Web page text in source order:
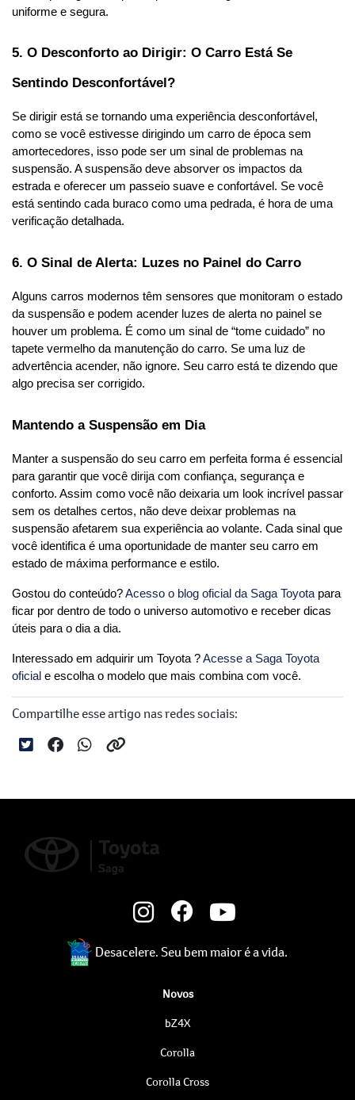
uniforme e segura.
5. O Desconforto ao Dirigir: O Carro Está Se
Sentindo Desconfortável?
Se dirigir está se tornando uma experiência desconfortável,
como se você estivesse dirigindo um carro de época sem
amortecedores, isso pode ser um sinal de problemas na
suspensão. A suspensão deve absorver os impactos da
estrada e oferecer um passeio suave e confortável. Se você
está sentindo cada buraco como uma pedrada, é hora de uma
verificação detalhada.
6. O Sinal de Alerta: Luzes no Painel do Carro
Alguns carros modernos têm sensores que monitoram o estado
da suspensão e podem acender luzes de alerta no painel se
houver um problema. É como um sinal de “tome cuidado” no
tapete vermelho da manutenção do carro. Se uma luz de
advertência acender, não ignore. Seu carro está te dizendo que
algo precisa ser corrigido.
Mantendo a Suspensão em Dia
Manter a suspensão do seu carro em perfeita forma é essencial
para garantir que você dirija com confiança, segurança e
conforto. Assim como você não deixaria um look incrível passar
sem os detalhes certos, não deve deixar problemas na
suspensão afetarem sua experiência ao volante. Cada sinal que
você identifica é uma oportunidade de manter seu carro em
Gostou do conteúdo? Acesso o blog oficial da Saga Toyota para
ficar por dentro de todo o universo automotivo e receber dicas
úteis para o dia a dia.
Interessado em adquirir um Toyota ? Acesse a Saga Toyota
oficial e escolha o modelo que mais combina com você.
Compartilhe esse artigo nas redes sociais:
Desacelere. Seu bem maior é a vida.
Novos
bZ4X
Corolla
Corolla Cross